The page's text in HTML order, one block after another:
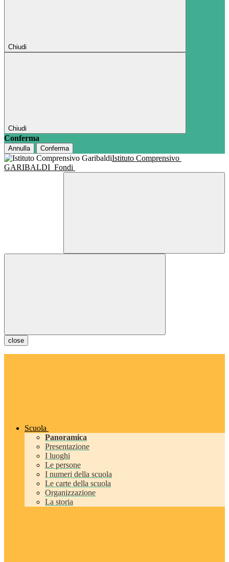
Chiudi
Chiudi
Conferma
Annulla Conferma
Istituto Comprensivo
GARIBALDI Fondi
close
Scuola
Panoramica
Presentazione
I luoghi
Le persone
I numeri della scuola
Le carte della scuola
Organizzazione
La storia